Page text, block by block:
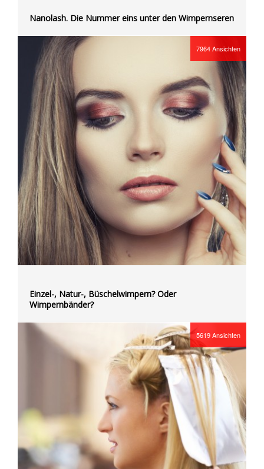
Nanolash. Die Nummer eins unter den Wimpernseren
7964Ansichten
Einzel-, Natur-, Büschelwimpern? Oder
Wimpernbänder?
5619Ansichten